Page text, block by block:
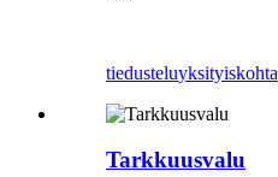
tiedusteluyksityiskohta
Tarkkuusvalu